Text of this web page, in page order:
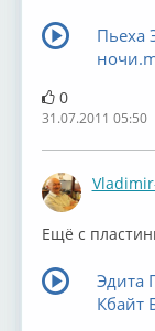
Пьеха
0
31.07.2011 05:50
Ещё с
Эдита
Кбайт